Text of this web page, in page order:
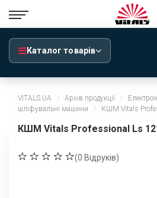
Каталог товарів
VITALS.UA Архів продукції
шліфувальні машини
КШМ Vitals
КШМ Vitals Professional Ls
(0 Відруків)